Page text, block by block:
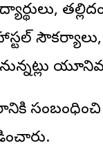
సంబంధించి